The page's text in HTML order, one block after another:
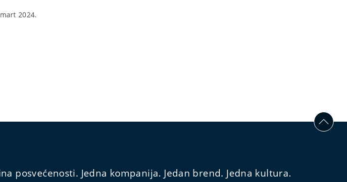
2024.
posvećenosti. Jedna kompanija. Jedan brend. Jedna kultura.